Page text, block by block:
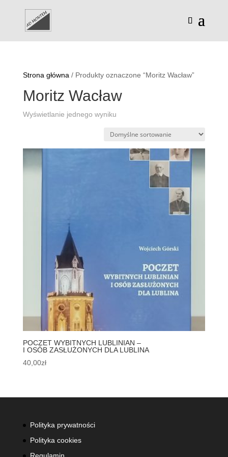
Strona główna / Produkty oznaczone “Moritz Wacław”
Moritz Wacław
Wyświetlanie jednego wyniku
POCZET WYBITNYCH LUBLINIAN –
I OSÓB ZASŁUŻONYCH DLA LUBLINA
40,00zł
Polityka prywatności
Polityka cookies
Regulamin